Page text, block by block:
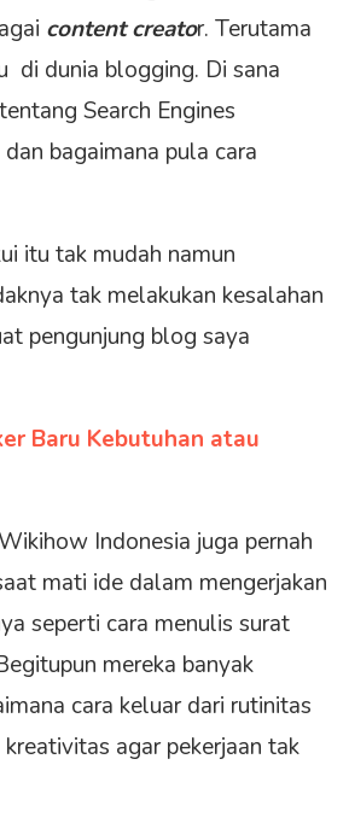
content creator. Terutama
di dunia blogging. Di sana
Search Engines
bagaimana pula cara
itu tak mudah namun
tak melakukan kesalahan
pengunjung blog saya
Baru Kebutuhan atau
Indonesia juga pernah
mati ide dalam mengerjakan
seperti cara menulis surat
mereka banyak
cara keluar dari rutinitas
agar pekerjaan tak